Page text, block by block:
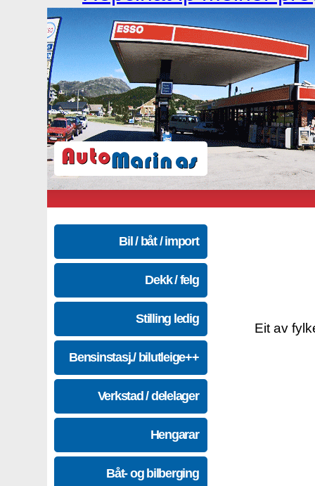
Bil / båt / import
Dekk / felg
Stilling ledig
Bensinstasj./ bilutleige++
Verkstad / delelager
Hengarar
Båt- og bilberging
Eit av